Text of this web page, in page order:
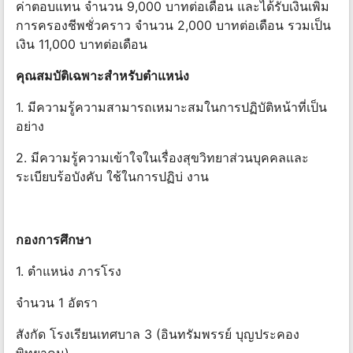
ค่าตอบแทน จํานวน 9,000 บาทต่อเดือน และได้รับเงินเพิ่ม
การครองชีพชั่วคราว จํานวน 2,000 บาทต่อเดือน รวมเป็น
เงิน 11,000 บาทต่อเดือน
คุณสมบัติเฉพาะสําหรับตําแหน่ง
1. มีความรู้ความสามารถเหมาะสมในการปฏิบัติหน้าที่เป็น
อย่าง
2. มีความรู้ความเข้าใจในเรื่องสุขวิทยาส่วนบุคคลและ
ระเบียบร้อบังคับ ใช้ในการปฏิบ่ งาน
กองการศึกษา
1. ตําแหน่ง ภารโรง
จํานวน 1 อัตรา
สังกัด โรงเรียนเทศบาล 3 (อินทรัมพรรย์ บุญประคอง